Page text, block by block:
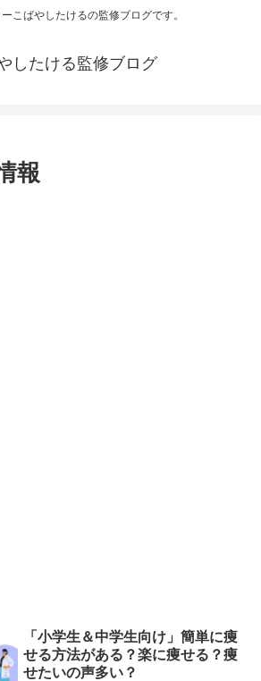
こばやしたけるの監修ブログです。
したける監修ブログ
報
「小学生＆中学生向け」簡単に痩
せる方法がある？楽に痩せる？痩
せたいの声多い？